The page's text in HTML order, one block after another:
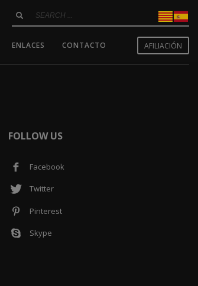
ENLACES CONTACTO AFILIACIÓN
FOLLOW US
Facebook
Twitter
Pinterest
Skype